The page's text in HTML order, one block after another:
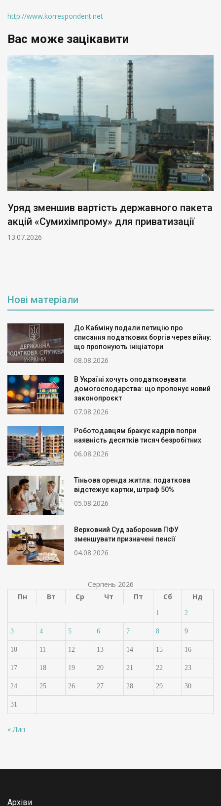
http://www.korrespondent.net
Вас може зацікавити
Уряд зменшив вартість державного пакета
акцій «Сумихімпрому» для приватизації
13.07.2026
Нові матеріали
До Кабміну подали петицію про
списання податкових боргів через війну:
що пропонують ініціатори
08.08.2026
В Україні хочуть оподатковувати
домогосподарства: що пропонує новий
законопроєкт
07.08.2026
Роботодавцям бракує кадрів попри
наявність десятків тисяч безробітних
06.08.2026
Тіньова оренда житла: податкова
відстежує картки, штраф 50%
05.08.2026
Верховний Суд заборонив ПФУ
зменшувати призначені пенсії
04.08.2026
Серпень 2026
Пн
Вт Ср Чт Пт Сб Нд
1 2
3 4 5 6 7 8 9
10 11 12 13 14 15 16
17 18 19 20 21 22 23
24 25 26 27 28 29 30
31
« Лип
Архіви